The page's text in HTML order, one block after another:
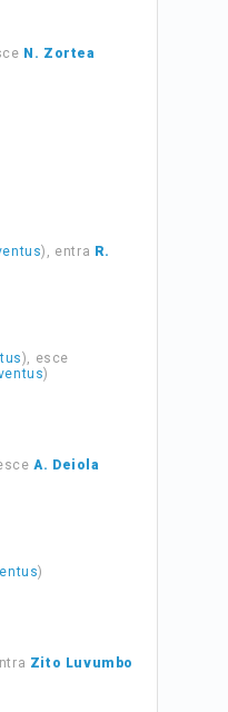
N. Zortea
), entra R.
), esce
)
A. Deiola
)
Zito Luvumbo